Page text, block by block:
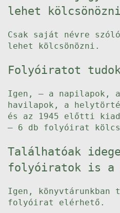
lehet
Csak saját névre
lehet kölcsönözni.
Folyóiratot
Igen, – a napilapok,
havilapok, a
és az 1945 előtti
– 6 db folyóirat
Találhatóak
folyóiratok is a
Igen, könyvtárunkban
folyóirat elérhető.